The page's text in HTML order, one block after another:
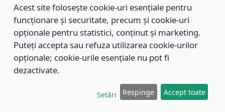
Titlu: Aprobarea Planului de acţiuni sau lucrări de interes
local pentru anul 2022.
714/17.12.2021
Titlu: Modificarea Anexei la H.C.L. nr. 709/2020 privind
aprobarea Regulamentului de Organizare şi Funcţionare
Direcţiei de Asistenţă Socială Braşov.
Acest site folosește cookie-uri esențiale pentru
funcționare și securitate, precum și cookie-uri
opționale pentru statistici, conținut și marketing.
Puteți accepta sau refuza utilizarea cookie-urilor
opționale; cookie-urile esențiale nu pot fi
dezactivate.
Setări Respinge Accept toate